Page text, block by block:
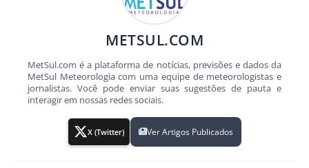
METSUL.COM
MetSul.com é a plataforma de notícias, previsões e dados da
MetSul Meteorologia com uma equipe de meteorologistas e
jornalistas. Você pode enviar suas sugestões de pauta e
interagir em nossas redes sociais.
X (Twitter) Ver Artigos Publicados